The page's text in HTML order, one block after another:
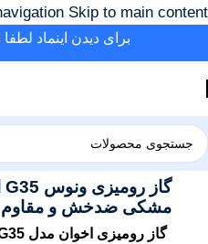
Skip to main content
برای دیدن اینماد لطفا VPN را خاموش کنید
مشکی ضدخش و مقاوم
گاز رومیزی اخوان مدل G35 سری ونوس